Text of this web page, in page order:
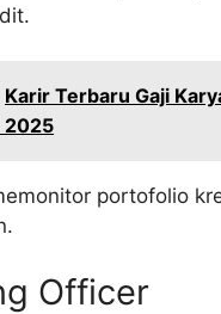
Karir Terbaru Gaji
2025
portofolio
Officer